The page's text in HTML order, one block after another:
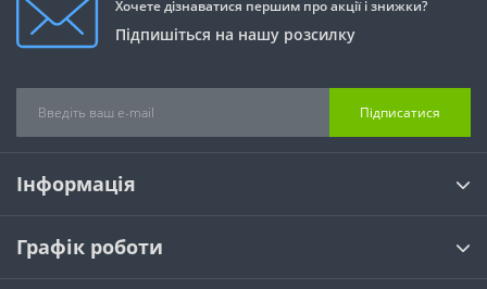
Хочете дізнаватися першим про акції і знижки?
Підпишіться на нашу розсилку
Підписатися
Інформація
Графік роботи